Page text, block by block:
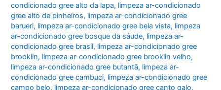
condicionado gree alto da lapa, limpeza ar-condicionado
gree alto de pinheiros, limpeza ar-condicionado gree
barueri, limpeza ar-condicionado gree bela vista, limpeza
ar-condicionado gree bosque da sáude, limpeza ar-
condicionado gree brasil, limpeza ar-condicionado gree
brooklin, limpeza ar-condicionado gree brooklin velho,
limpeza ar-condicionado gree butantã, limpeza ar-
condicionado gree cambuci, limpeza ar-condicionado gree
campo belo, limpeza ar-condicionado gree canto galo,